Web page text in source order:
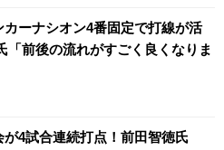
カーナシオン4番固定で打線が活
前後の流れがすごく良くなりま
が4試合連続打点！前田智徳氏